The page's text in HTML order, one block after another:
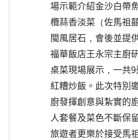
場示範介紹金沙白帶
欖蒜香淡菜（佐馬祖
閩風居石，會後並提
福華飯店王永宗主廚
桌菜現場展示，一共
紅糟炒飯。此次特別
廚發揮創意與紮實的
人套餐及菜色不斷保
旅遊者更樂於接受馬